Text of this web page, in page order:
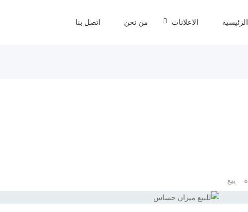
الرئيسية الاعلانات من نحن اتصل بنا
بيع